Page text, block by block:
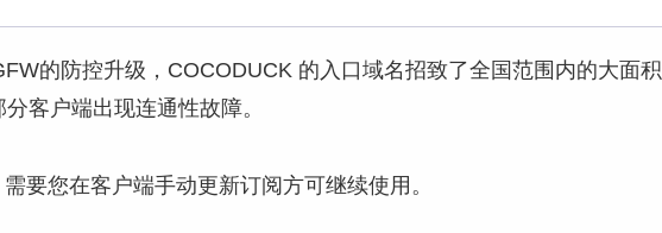
的防控升级，COCODUCK 的入口域名招致了全国范围内的大面积
客户端出现连通性故障。
要您在客户端手动更新订阅方可继续使用。